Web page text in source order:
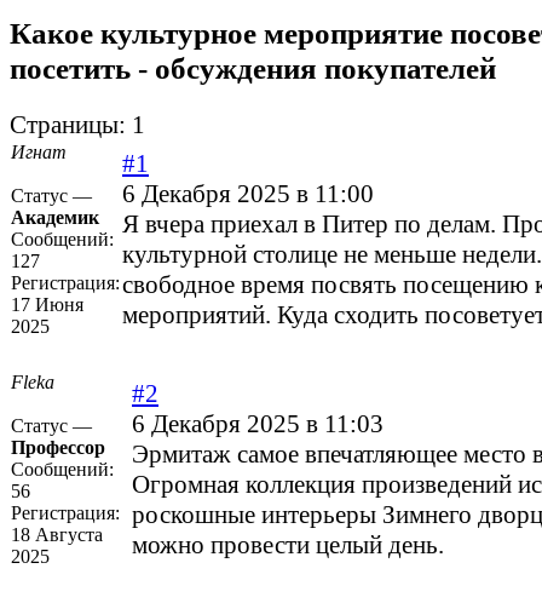
Какое культурное мероприятие
посетить - обсуждения покупателей
Страницы: 1
Игнат
Статус —
Академик
Сообщений:
127
Регистрация:
17 Июня
2025
#1
6 Декабря 2025 в 11:00
Я вчера приехал в Питер по делам.
культурной столице не меньше
свободное время посвять посещению
мероприятий. Куда сходить
Flekа
Статус —
Профессор
Сообщений:
56
Регистрация:
18 Августа
2025
#2
6 Декабря 2025 в 11:03
Эрмитаж самое впечатляющее место
Огромная коллекция произведений
роскошные интерьеры Зимнего
можно провести целый день.